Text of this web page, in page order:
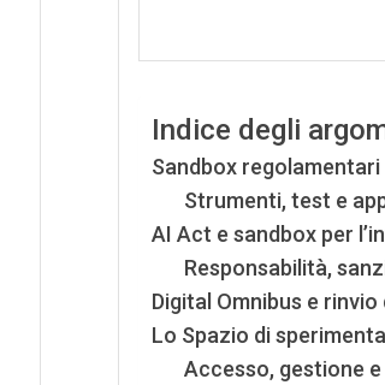
Indice degli
Sandbox regolamentari
Strumenti, test e
AI Act e sandbox per
Responsabilità,
Digital Omnibus e
Lo Spazio di
Accesso, gestione